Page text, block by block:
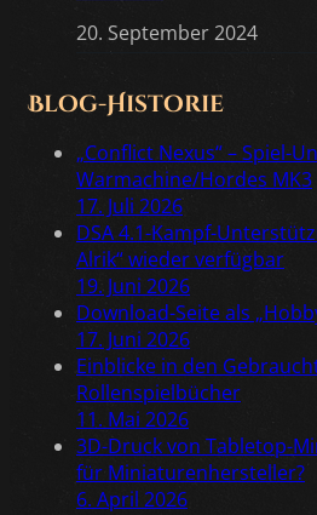
20. September 2024
Blog-Historie
„Conflict Nexus“ – Spiel-
Warmachine/Hordes MK3
17. Juli 2026
DSA 4.1-Kampf-
Alrik“ wieder verfügbar
19. Juni 2026
Download-Seite als
17. Juni 2026
Einblicke in den
Rollenspielbücher
11. Mai 2026
3D-Druck von Tabletop-
für Miniaturenhersteller?
6. April 2026